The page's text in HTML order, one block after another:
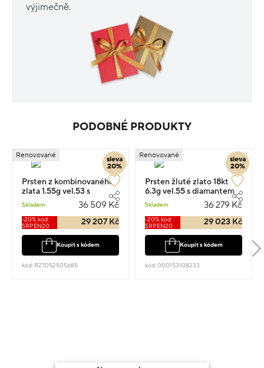
výjimečně.
PODOBNÉ PRODUKTY
sleva
20%
Renovované
Prsten z kombinovaného
zlata 1.55g vel.53 s
diamantem 0.500ct
Skladem 36 509 Kč
-20% kód:
SRPEN20
29 207 Kč
Koupit s kódem
kód: R27052505685
sleva
20%
Renovované
Prsten žluté zlato 18kt
6.3g vel.55 s diamantem
Skladem 36 279 Kč
-20% kód:
SRPEN20
29 023 Kč
Koupit s kódem
kód: 000153108233